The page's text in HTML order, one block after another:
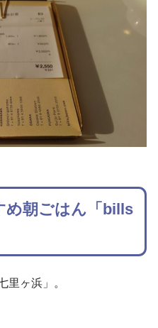
め朝ごはん「bills
里ヶ浜」。